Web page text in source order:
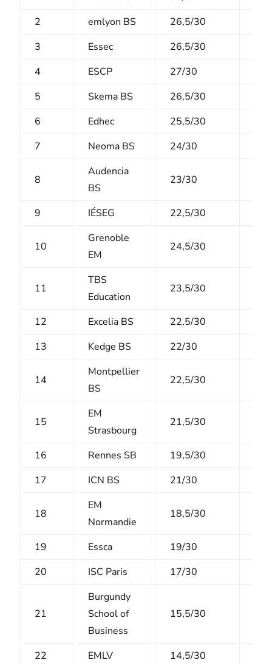
2
emlyon BS 26,5/30
3
Essec 26,5/30
4
ESCP 27/30
5
Skema BS 26,5/30
6
Edhec 25,5/30
7
Neoma BS 24/30
8
Audencia
BS
23/30
9 IÉSEG 22,5/30
10
Grenoble
EM
24,5/30
11
TBS
Education
23,5/30
12 Excelia BS 22,5/30
13
Kedge BS 22/30
14
Montpellier
BS
22,5/30
15
EM
Strasbourg
21,5/30
16 Rennes SB 19,5/30
17
ICN BS 21/30
18
EM
Normandie
18,5/30
19 Essca 19/30
20
ISC Paris 17/30
21
Burgundy
School of
Business
15,5/30
22 EMLV 14,5/30